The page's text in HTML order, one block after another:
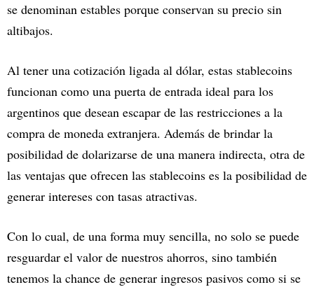
se denominan estables porque conservan su precio sin
altibajos.
Al tener una cotización ligada al dólar, estas stablecoins
funcionan como una puerta de entrada ideal para los
argentinos que desean escapar de las restricciones a la
compra de moneda extranjera. Además de brindar la
posibilidad de dolarizarse de una manera indirecta, otra de
las ventajas que ofrecen las stablecoins es la posibilidad de
generar intereses con tasas atractivas.
Con lo cual, de una forma muy sencilla, no solo se puede
resguardar el valor de nuestros ahorros, sino también
tenemos la chance de generar ingresos pasivos como si se